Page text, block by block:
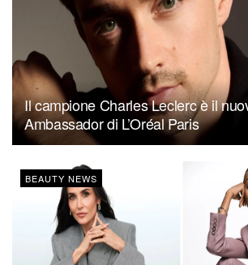
Il campione Charles Leclerc è il
Ambassador di L’Oréal Paris
BEAUTY NEWS